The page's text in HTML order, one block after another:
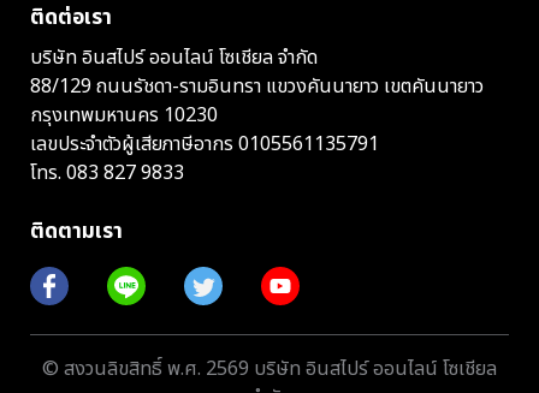
ติดต่อเรา
บริษัท อินสไปร์ ออนไลน์ โซเชียล จำกัด
88/129 ถนนรัชดา-รามอินทรา แขวงคันนายาว เขตคันนายาว
กรุงเทพมหานคร 10230
เลขประจำตัวผู้เสียภาษีอากร 0105561135791
โทร. 083 827 9833
ติดตามเรา
© สงวนลิขสิทธิ์ พ.ศ. 2569 บริษัท อินสไปร์ ออนไลน์ โซเชียล